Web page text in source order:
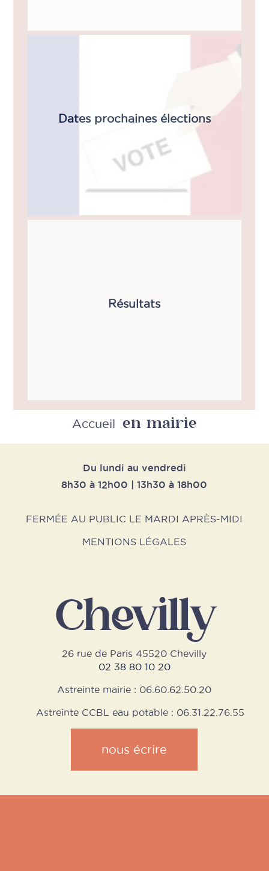
Dates prochaines élections
Résultats
Accueil en mairie
Du lundi au vendredi
8h30 à 12h00 | 13h30 à 18h00
FERMÉE AU PUBLIC LE MARDI APRÈS-MIDI
MENTIONS LÉGALES
Chevilly
26 rue de Paris 45520 Chevilly
02 38 80 10 20
Astreinte mairie : 06.60.62.50.20
Astreinte CCBL eau potable : 06.31.22.76.55
nous écrire